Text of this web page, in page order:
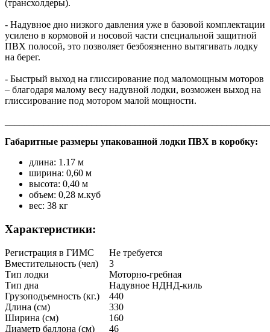
(трансхолдеры).
- Надувное дно низкого давления уже в базовой комплектации
усилено в кормовой и носовой части специальной защитной
ПВХ полосой, это позволяет безбоязненно вытягивать лодку
на берег.
- Быстрый выход на глиссирование под маломощным моторов
– благодаря малому весу надувной лодки, возможен выход на
глиссирование под мотором малой мощности.
Габаритные размеры упакованной лодки ПВХ в коробку:
длина: 1.17 м
ширина: 0,60 м
высота: 0,40 м
объем: 0,28 м.куб
вес: 38 кг
Характеристики:
Регистрация в ГИМС
Не требуется
Вместительность (чел)
3
Тип лодки
Моторно-гребная
Тип дна
Надувное НДНД-киль
Грузоподъемность (кг.)
440
Длина (см)
330
Ширина (см)
160
Диаметр баллона (см)
46